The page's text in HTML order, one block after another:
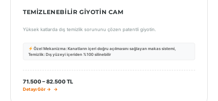
TEMIZLENEBILIR GIYOTIN CAM
Yüksek katlarda dış temizlik sorununu çözen patentli giyotin.
Özel Mekanizma: Kanatların içeri doğru açılmasını sağlayan makas sistemi,
Temizlik: Dış yüzeyi içeriden %100 silinebilir
71.500 – 82.500 TL
Detayı Gör →